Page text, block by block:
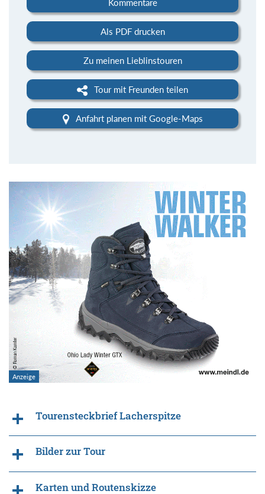
Kommentare
Als PDF drucken
Zu meinen Lieblinstouren
Tour mit Freunden teilen
Anfahrt planen mit Google-Maps
Tourensteckbrief Lacherspitze
Bilder zur Tour
Karten und Routenskizze